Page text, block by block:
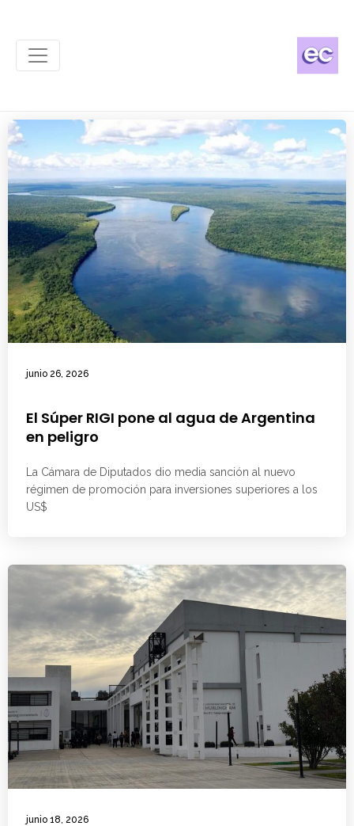
junio 26, 2026
El Súper RIGI pone al agua de Argentina
en peligro
La Cámara de Diputados dio media sanción al nuevo
régimen de promoción para inversiones superiores a los
US$
junio 18, 2026